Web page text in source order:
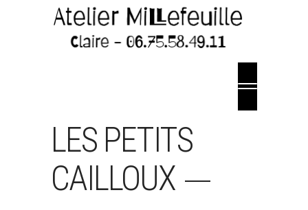
LES PETITS
CAILLOUX